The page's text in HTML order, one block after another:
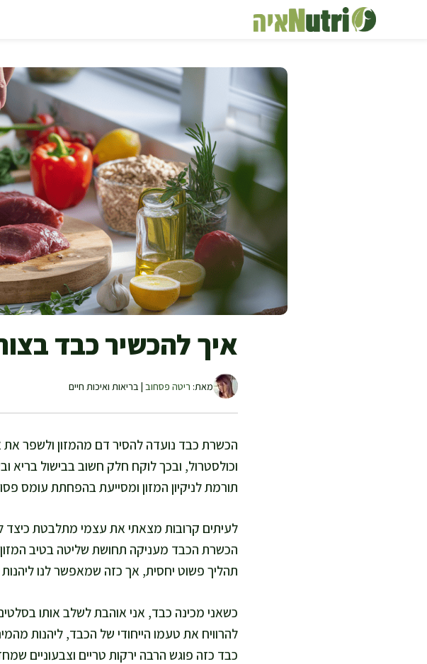
איך להכשיר כבד
מאת: ריטה פסחוב | בריאות ואיכות חיים
הכשרת כבד נועדה להסיר דם מהמזון ולשפר את
וכולסטרול, ובכך לוקח חלק חשוב בבישול בריא
תורמת לניקיון המזון ומסייעת בהפחתת עומס
לעיתים קרובות מצאתי את עצמי מתלבטת כיצד
הכשרת הכבד מעניקה תחושת שליטה בטיב
תהליך פשוט יחסית, אך כזה שמאפשר לנו ליהנות
כשאני מכינה כבד, אני אוהבת לשלב אותו
להרוויח את טעמו הייחודי של הכבד, ליהנות
כבד כזה פוגש הרבה ירקות טריים וצבעוניים